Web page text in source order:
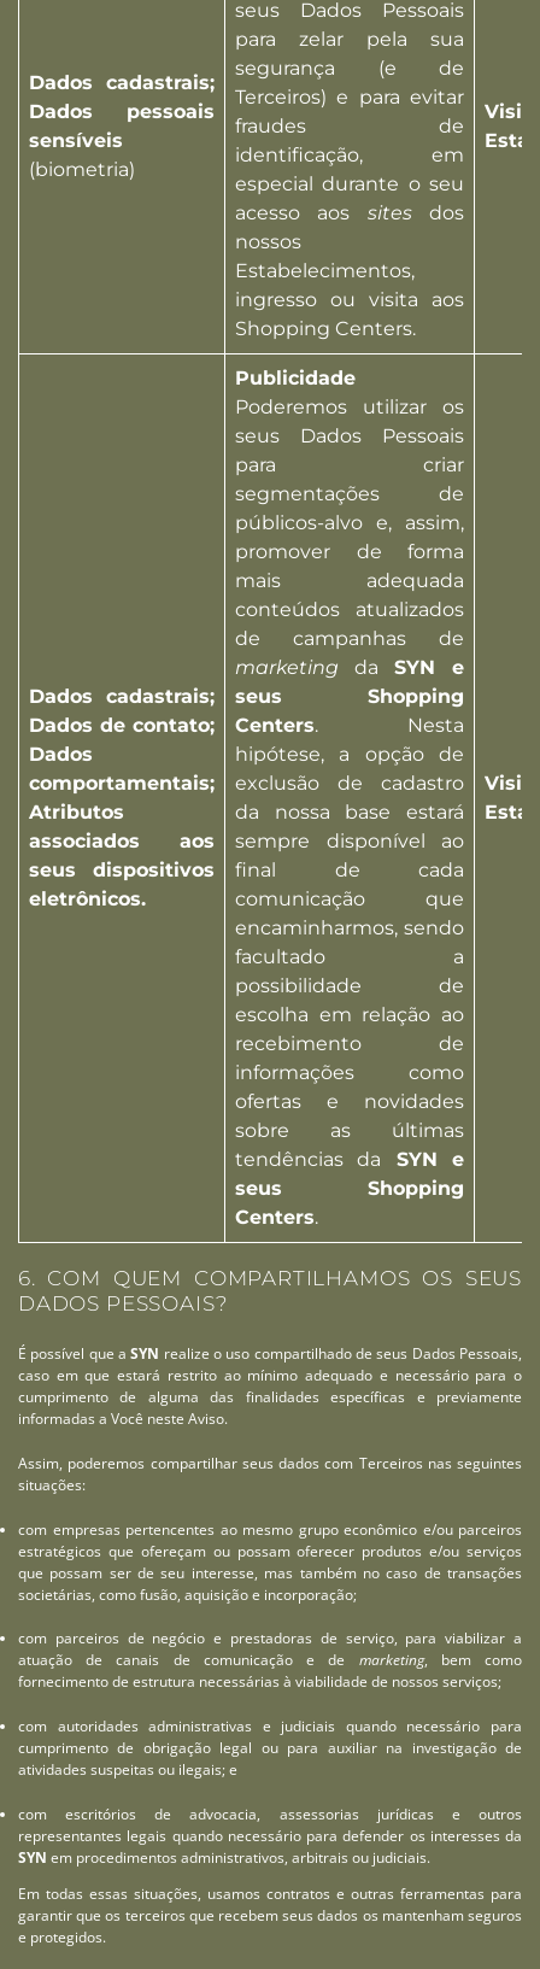
Dados cadastrais;
Dados pessoais
sensíveis
(biometria)
seus Dados Pessoais
para zelar pela sua
segurança (e de
Terceiros) e para evitar
fraudes de
identificação, em
especial durante o seu
acesso aos sitesdos
nossos
Estabelecimentos,
ingresso ou visita aos
Shopping Centers.
Dados cadastrais;
Dados de contato;
Dados
comportamentais;
Atributos
associados aos
seus dispositivos
eletrônicos.
Publicidade
Poderemos utilizar os
seus Dados Pessoais
para criar
segmentações de
públicos-alvo e, assim,
promover de forma
mais adequada
conteúdos atualizados
de campanhas de
marketing da SYN e
seus Shopping
Centers. Nesta
hipótese, a opção de
exclusão de cadastro
da nossa base estará
sempre disponível ao
final de cada
comunicação que
encaminharmos, sendo
facultado a
possibilidade de
escolha em relação ao
recebimento de
informações como
ofertas e novidades
sobre as últimas
tendências da SYN e
seus Shopping
Centers.
6. COM QUEM COMPARTILHAMOS OS SEUS
DADOS PESSOAIS?
É possível que aSYN realize o uso compartilhado de seus Dados Pessoais,
caso em que estará restrito ao mínimo adequado e necessário para o
cumprimento de alguma das finalidades específicas e previamente
informadas a Você neste Aviso.
Assim, poderemos compartilhar seus dados com Terceiros nas seguintes
situações:
com empresas pertencentes ao mesmo grupo econômico e/ou parceiros
estratégicos que ofereçam ou possam oferecer produtos e/ou serviços
que possam ser de seu interesse, mas também no caso de transações
societárias, como fusão, aquisição e incorporação;
com parceiros de negócio e prestadoras de serviço, para viabilizar a
atuação de canais de comunicação e de marketing, bem como
fornecimento de estrutura necessárias à viabilidade de nossos serviços;
com autoridades administrativas e judiciais quando necessário para
cumprimento de obrigação legal ou para auxiliar na investigação de
atividades suspeitas ou ilegais; e
com escritórios de advocacia, assessorias jurídicas e outros
representantes legais quando necessário para defender os interesses da
SYN em procedimentos administrativos, arbitrais ou judiciais.
Em todas essas situações, usamos contratos e outras ferramentas para
garantir que os terceiros que recebem seus dados os mantenham seguros
e protegidos.